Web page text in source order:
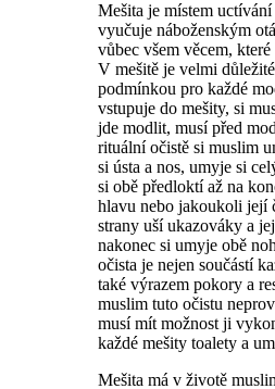
Mešita je místem
vyučuje náboženským
vůbec všem věcem,
V mešitě je velmi
podmínkou pro každé
vstupuje do mešity, si
jde modlit, musí před
rituální očistě si muslim
si ústa a nos, umyje si
si obě předloktí až na
hlavu nebo jakoukoli její
strany uší ukazováky a
nakonec si umyje obě
očista je nejen součástí
také výrazem pokory a
muslim tuto očistu
musí mít možnost ji
každé mešity toalety a
Mešita má v životě